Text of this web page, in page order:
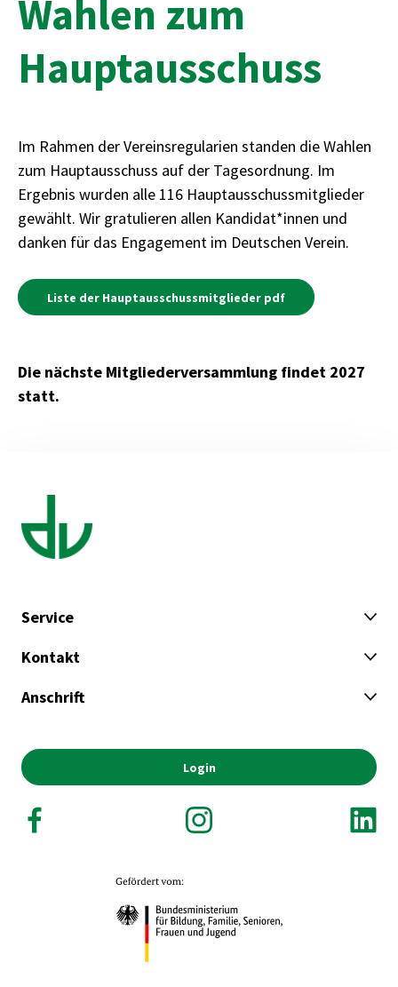
Wahlen zum
Hauptausschuss
Im Rahmen der Vereinsregularien standen die Wahlen
zum Hauptausschuss auf der Tagesordnung. Im
Ergebnis wurden alle 116 Hauptausschussmitglieder
gewählt. Wir gratulieren allen Kandidat*innen und
danken für das Engagement im Deutschen Verein.
Liste der Hauptausschussmitglieder pdf
Die nächste Mitgliederversammlung findet 2027
statt.
Service
Kontakt
Anschrift
Login